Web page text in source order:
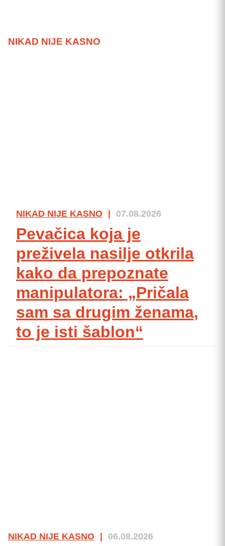
NIKAD NIJE KASNO
NIKAD NIJE KASNO 07.08.2026
Pevačica koja je
preživela nasilje otkrila
kako da prepoznate
manipulatora: „Pričala
sam sa drugim ženama,
to je isti šablon“
NIKAD NIJE KASNO 06.08.2026